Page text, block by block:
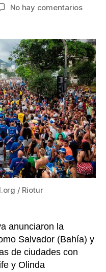
No hay comentariosen
de
calle
por
de
/ Riotur
anunciaron la
Salvador (Bahía) y
de ciudades con
y Olinda